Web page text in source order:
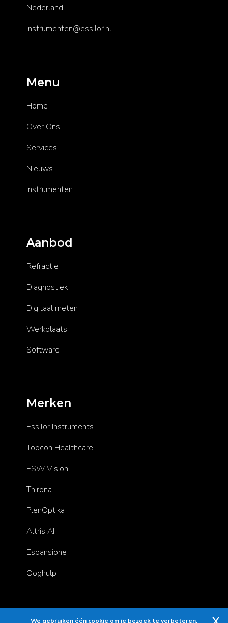
Nederland
instrumenten@essilor.nl
Menu
Home
Over Ons
Services
Nieuws
Instrumenten
Aanbod
Refractie
Diagnostiek
Digitaal meten
Werkplaats
Software
Merken
Essilor Instruments
Topcon Healthcare
ESW Vision
Thirona
PlenOptika
Altris AI
Espansione
Ooghulp
We gebruiken één cookie om je bezoek te verbeteren.